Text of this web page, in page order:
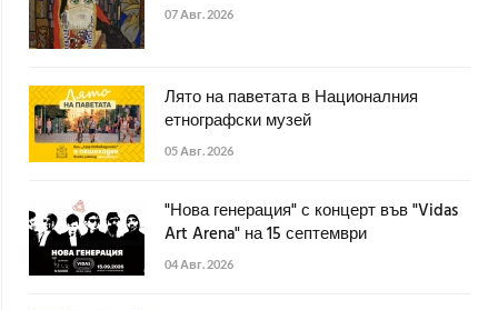
07 Авг. 2026
Лято на паветата в Националния
етнографски музей
05 Авг. 2026
"Нова генерация" с концерт във "Vidas
Art Arena" на 15 септември
04 Авг. 2026